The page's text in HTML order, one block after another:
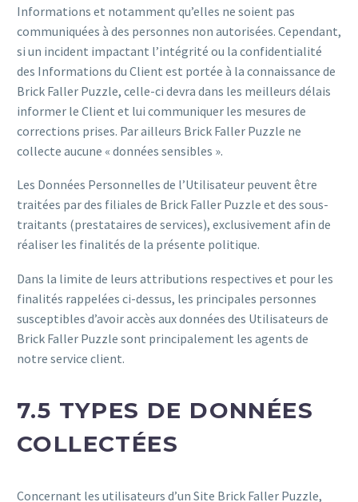
Informations et notamment qu’elles ne soient pas
communiquées à des personnes non autorisées. Cependant,
si un incident impactant l’intégrité ou la confidentialité
des Informations du Client est portée à la connaissance de
Brick Faller Puzzle, celle-ci devra dans les meilleurs délais
informer le Client et lui communiquer les mesures de
corrections prises. Par ailleurs Brick Faller Puzzle ne
collecte aucune « données sensibles ».
Les Données Personnelles de l’Utilisateur peuvent être
traitées par des filiales de Brick Faller Puzzle et des sous-
traitants (prestataires de services), exclusivement afin de
réaliser les finalités de la présente politique.
Dans la limite de leurs attributions respectives et pour les
finalités rappelées ci-dessus, les principales personnes
susceptibles d’avoir accès aux données des Utilisateurs de
Brick Faller Puzzle sont principalement les agents de
notre service client.
7.5 TYPES DE DONNÉES
COLLECTÉES
Concernant les utilisateurs d’un Site Brick Faller Puzzle,